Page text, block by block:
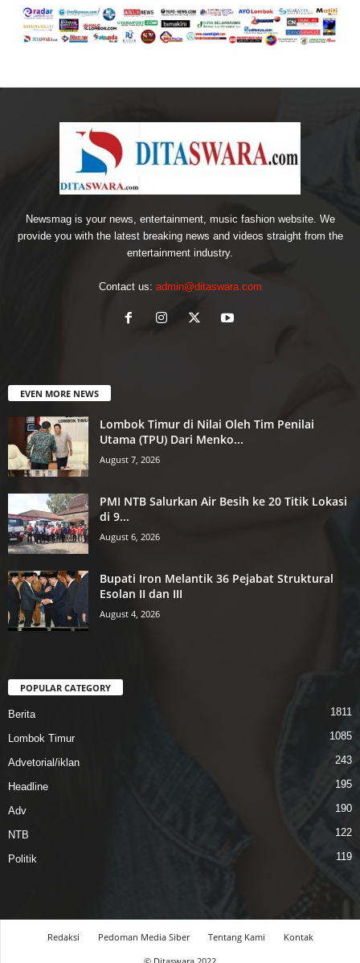
Newsmag is your news, entertainment, music fashion website. We
provide you with the latest breaking news and videos straight from the
entertainment industry.
Contact us: admin@ditaswara.com
EVEN MORE NEWS
Lombok Timur di Nilai Oleh Tim Penilai
Utama (TPU) Dari Menko...
August 7, 2026
PMI NTB Salurkan Air Besih ke 20 Titik Lokasi
di 9...
August 6, 2026
Bupati Iron Melantik 36 Pejabat Struktural
Esolan II dan III
August 4, 2026
POPULAR CATEGORY
Berita 1811
Lombok Timur 1085
Advetorial/iklan 243
Headline 195
Adv 190
NTB 122
Politik 119
Redaksi Pedoman Media Siber Tentang Kami
Kontak